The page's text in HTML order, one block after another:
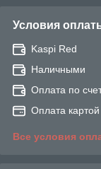
Условия
Kaspi Red
Наличными
Оплата по
Оплата
Все условия